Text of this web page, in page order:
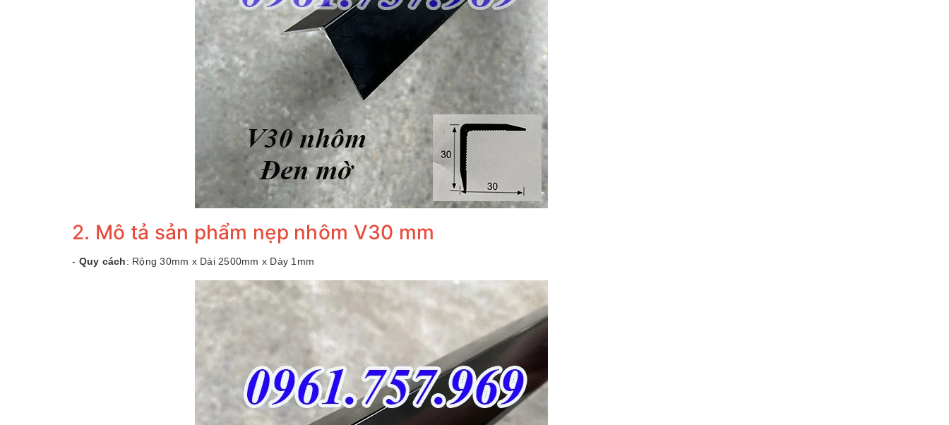
2. Mô tả sản phẩm nẹp nhôm V30 mm
- Quy cách: Rộng 30mm x Dài 2500mm x Dày 1mm